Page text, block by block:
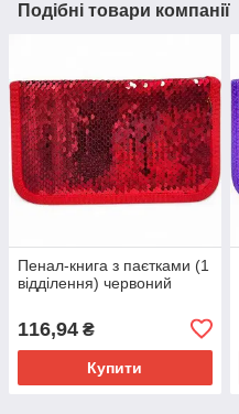
Подібні товари компанії
Пенал-книга з паєтками (1
відділення) червоний
116,94 ₴
Купити